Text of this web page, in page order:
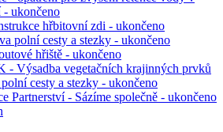
- ukončeno
hřbitovní zdi - ukončeno
polní cesty a stezky - ukončeno
hřiště - ukončeno
- Výsadba vegetačních krajinných prvků
cesty a stezky - ukončeno
Partnerství - Sázíme společně - ukončeno